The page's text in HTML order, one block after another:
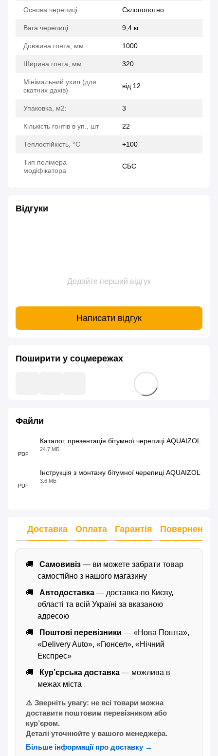
Основа черепиці Склополотно
Вага черепиці 9,4 кг
Довжина гонта, мм 1000
Ширина гонта, мм 320
Мінімальний ухил (для
скатних дахів)
від 12
Упаковка, м2: 3
Кількість гонтів в уп., шт 22
Теплостійкість, °C +100
Тип полімера-
модіфікатора
СБС
Відгуки
Додайте перший відгук
Написати відгук
Поширити у соцмережах
Файли
PDF
Каталог, презентація бітумної черепиці AQUAIZOL
24.7 МБ
PDF
Інструкція з монтажу бітумної черепиці AQUAIZOL
3.6 МБ
Доставка Оплата Гарантія Повернення
Самовивіз — ви можете забрати товар
самостійно з нашого магазину
Автодоставка — доставка по Києву,
області та всій Україні за вказаною
адресою
Поштові перевізники — «Нова Пошта»,
«Delivery Auto», «Гюнсел», «Нічний
Експрес»
Кур’єрська доставка — можлива в
межах міста
⚠️ Зверніть увагу: не всі товари можна
доставити поштовим перевізником або
кур’єром.
Деталі уточнюйте у вашого менеджера.
Більше інформації про доставку →